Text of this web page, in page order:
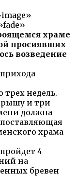
храме
просиявших
возведение
трех недель.
и три
должна
храма-
4
на
бревен